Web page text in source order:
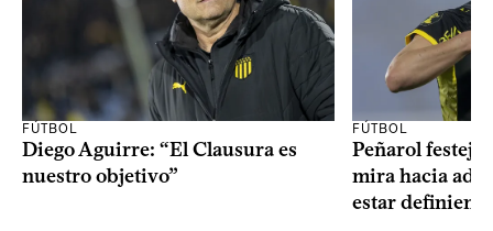
FÚTBOL
Diego Aguirre: “El Clausura es
nuestro objetivo”
FÚTBOL
Peñarol
mira hacia
estar